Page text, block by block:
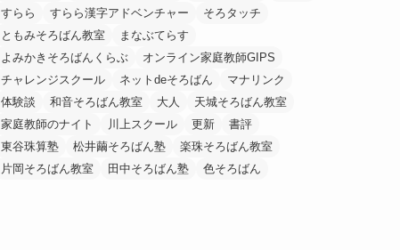
すらら
すらら漢字アドベンチャー
そろタッチ
ともみそろばん教室
まなぶてらす
よみかきそろばんくらぶ
オンライン家庭教師GIPS
チャレンジスクール
ネットdeそろばん
マナリンク
体験談
和音そろばん教室 大人
天城そろばん教室
家庭教師のナイト
川上スクール 更新
書評
東谷珠算塾
松井繭そろばん塾
楽珠そろばん教室
片岡そろばん教室
田中そろばん塾 色そろばん